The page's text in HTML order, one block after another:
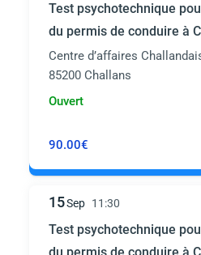
Test psychotechnique
du permis de conduire à
Centre d’affaires
85200 Challans
Ouvert
90.00€
15Sep 11:30
Test psychotechnique